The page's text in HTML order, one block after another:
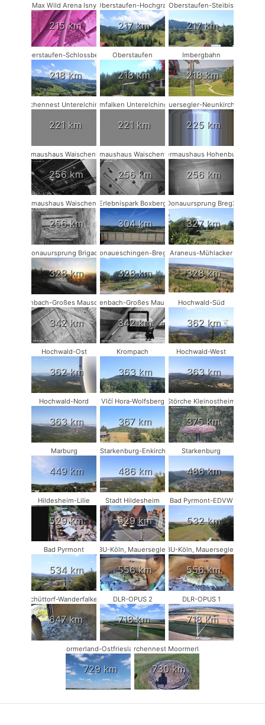
Max Wild Arena Isny
215 km
Oberstaufen-Hochgrat
217 km
Oberstaufen-Steibis
217 km
Oberstaufen-Schlossberg
218 km
Oberstaufen
218 km
Imbergbahn
218 km
Storchennest Unterelchingen
221 km
Turmfalken Unterelchingen
221 km
Mauersegler-Neunkirchen
225 km
Fledermaushaus Waischenfeld #3
256 km
Fledermaushaus Waischenfeld #2
256 km
Fledermaushaus Hohenburg #1
256 km
Fledermaushaus Waischenfeld #1
256 km
Erlebnispark Boxberg
304 km
Donauursprung Breg2
327 km
Donauursprung Brigach
328 km
Donaueschingen-Breg2
328 km
Araneus-Mühlacker
328 km
Rodenbach-Großes Mausohr #2
342 km
Rodenbach-Großes Mausohr
342 km
Hochwald-Süd
362 km
Hochwald-Ost
362 km
Krompach
363 km
Hochwald-West
363 km
Hochwald-Nord
363 km
Vlčí Hora-Wolfsberg
367 km
Störche Kleinostheim
375 km
Marburg
449 km
Starkenburg-Enkirch
486 km
Starkenburg
486 km
Hildesheim-Lilie
529 km
Stadt Hildesheim
529 km
Bad Pyrmont-EDVW
532 km
Bad Pyrmont
534 km
NABU-Köln, Mauersegler #1
556 km
NABU-Köln, Mauersegler #2
556 km
Schüttorf-Wanderfalken
647 km
DLR-OPUS 2
718 km
DLR-OPUS 1
718 km
Moormerland-Ostfriesland
729 km
Storchennest Moormerland
730 km